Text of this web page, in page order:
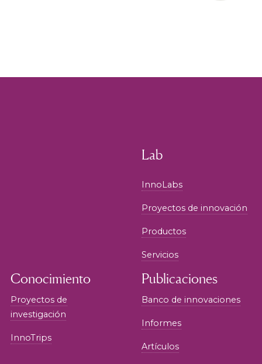
Lab
InnoLabs
Proyectos de innovación
Productos
Servicios
Conocimiento
Proyectos de
investigación
InnoTrips
Publicaciones
Banco de innovaciones
Informes
Artículos